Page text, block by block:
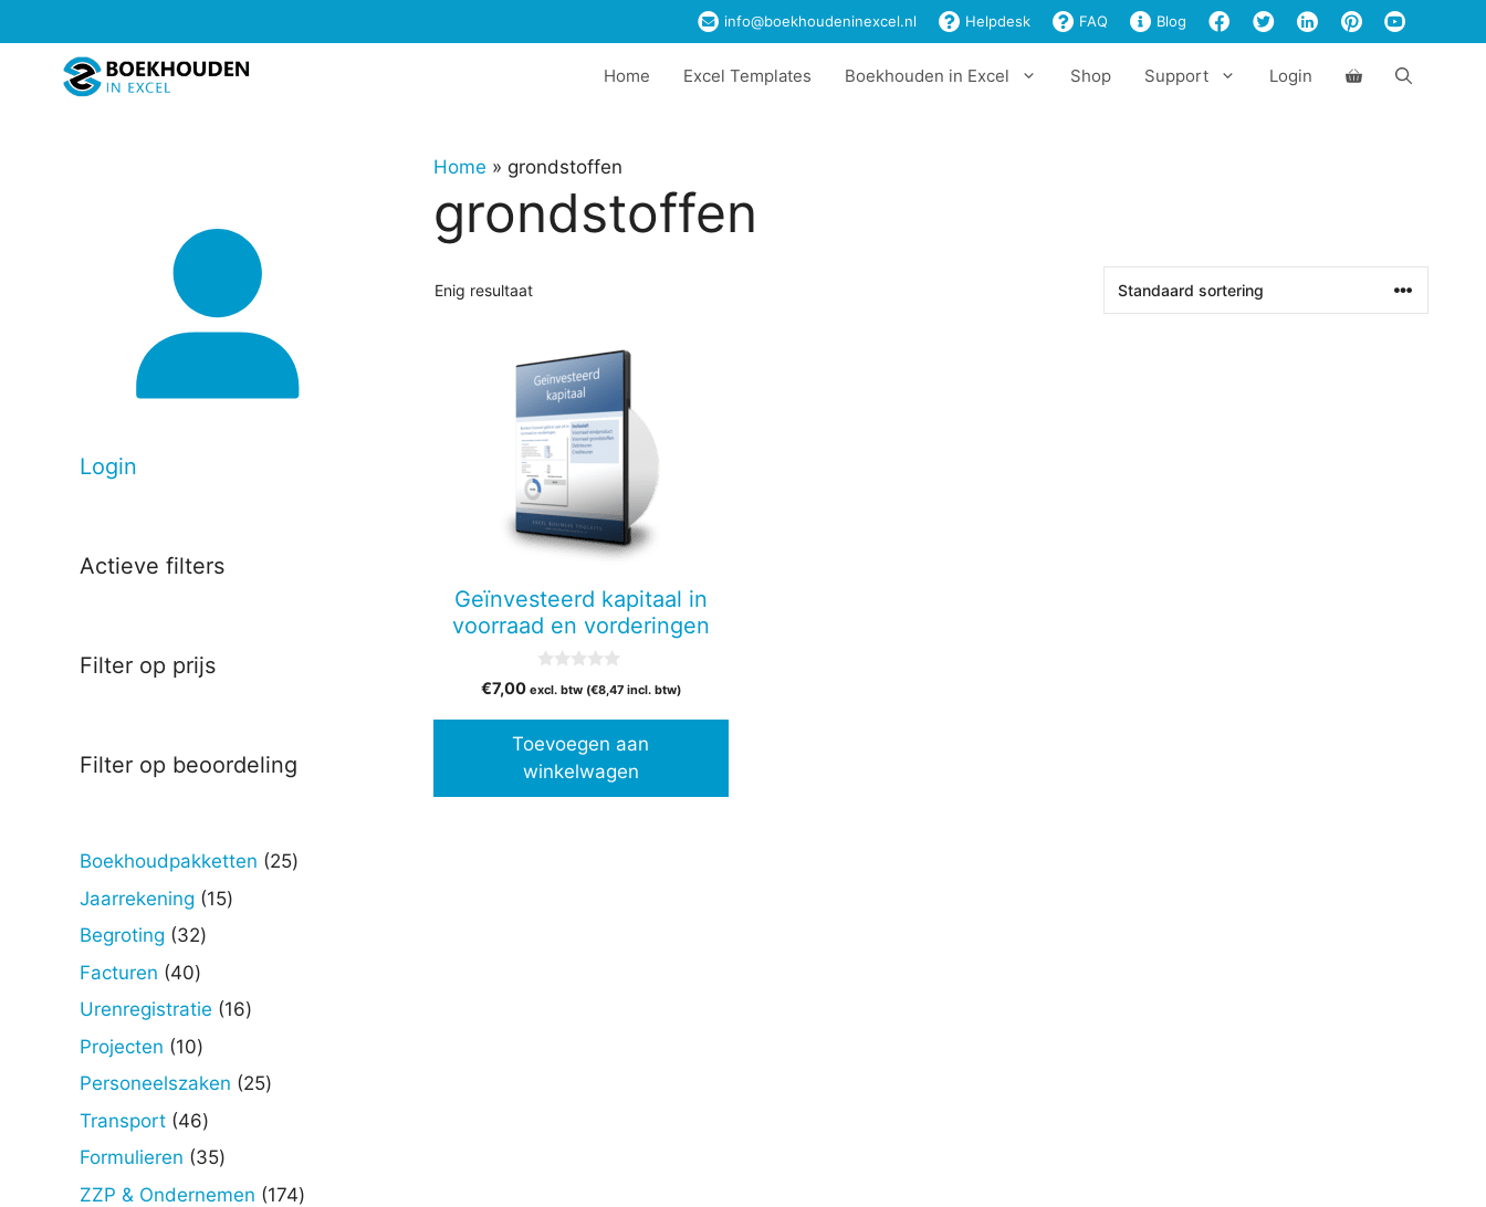
naar
info@boekhoudeninexcel.nl Helpdesk FAQ Blog
Home Excel Templates Boekhouden in Excel Shop Support Login
Home » grondstoffen
grondstoffen
Enig resultaat
Geïnvesteerd kapitaal in
voorraad en vorderingen
v
5
€7,00 excl. btw (€8,47incl. btw)
Toevoegen aan
winkelwagen
Login
Actieve filters
Filter op prijs
Filter op beoordeling
Boekhoudpakketten 2525
Jaarrekening 1515
Begroting 3232
Facturen 4040
producten
Urenregistratie 1616
Projecten 1010
producten
Personeelszaken 2525
Transport 4646
producten
Formulieren 3535
producten
ZZP & Ondernemen 174174